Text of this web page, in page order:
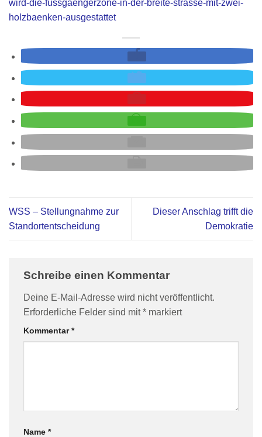
wird-die-fussgaengerzone-in-der-breite-strasse-mit-zwei-
holzbaenken-ausgestattet
WSS – Stellungnahme zur
Standortentscheidung
Dieser Anschlag trifft die
Demokratie
Schreibe einen Kommentar
Deine E-Mail-Adresse wird nicht veröffentlicht.
Erforderliche Felder sind mit* markiert
Kommentar*
Name *